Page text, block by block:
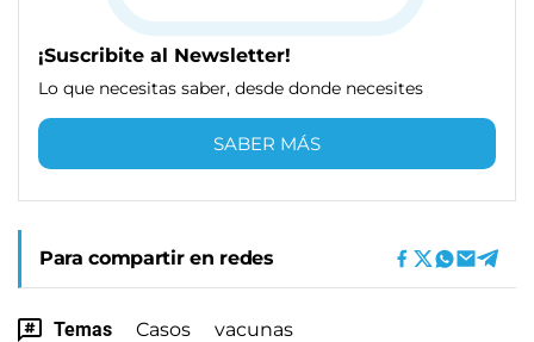
¡Suscribite al Newsletter!
Lo que necesitas saber, desde donde necesites
SABER MÁS
Para compartir en redes
Temas Casos vacunas